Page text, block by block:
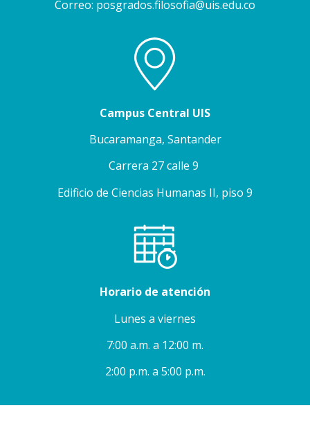
Correo: posgrados.filosofia@uis.edu.co
Campus Central UIS
Bucaramanga, Santander
Carrera 27 calle 9
Edificio de Ciencias Humanas II, piso 9
Horario de atención
Lunes a viernes
7:00 a.m. a 12:00 m.
2:00 p.m. a 5:00 p.m.